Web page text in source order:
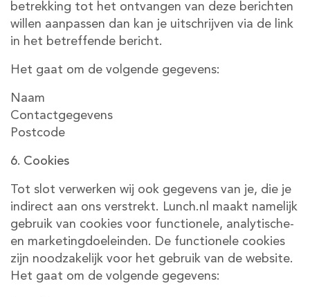
betrekking tot het ontvangen van deze berichten
willen aanpassen dan kan je uitschrijven via de link
in het betreffende bericht.
Het gaat om de volgende gegevens:
Naam
Contactgegevens
Postcode
6. Cookies
Tot slot verwerken wij ook gegevens van je, die je
indirect aan ons verstrekt. Lunch.nl maakt namelijk
gebruik van cookies voor functionele, analytische-
en marketingdoeleinden. De functionele cookies
zijn noodzakelijk voor het gebruik van de website.
Het gaat om de volgende gegevens: